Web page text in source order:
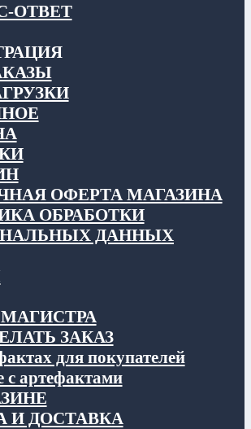
ОТВЕТ
ОФЕРТА МАГАЗИНА
ОБРАБОТКИ
ДАННЫХ
ЗАКАЗ
для покупателей
с артефактами
И ДОСТАВКА